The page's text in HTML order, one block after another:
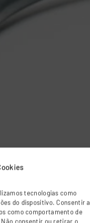
tecnologias como
do dispositivo. Consentir a
como comportamento de
consentir ou retirar o